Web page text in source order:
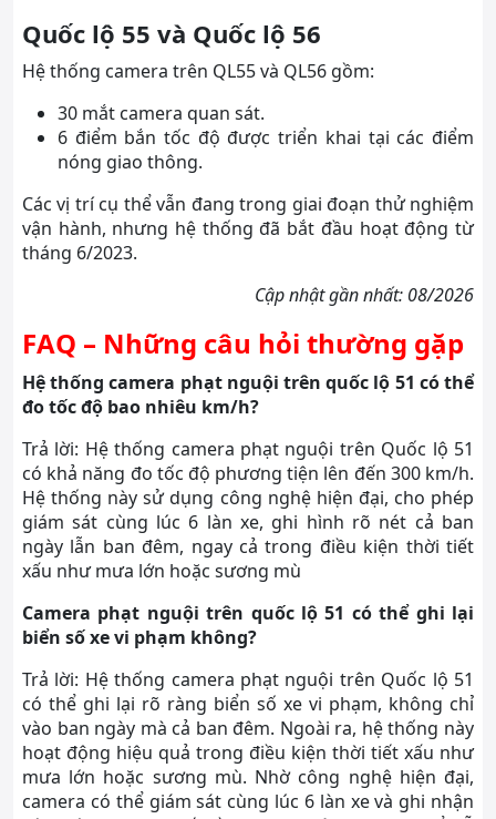
Quốc lộ 55 và Quốc lộ 56
Hệ thống camera trên QL55 và QL56 gồm:
30 mắt camera quan sát.
6 điểm bắn tốc độ được triển khai tại các điểm
nóng giao thông.
Các vị trí cụ thể vẫn đang trong giai đoạn thử nghiệm
vận hành, nhưng hệ thống đã bắt đầu hoạt động từ
tháng 6/2023.
Cập nhật gần nhất: 08/2026
FAQ – Những câu hỏi thường gặp
Hệ thống camera phạt nguội trên quốc lộ 51 có thể
đo tốc độ bao nhiêu km/h?
Trả lời: Hệ thống camera phạt nguội trên Quốc lộ 51
có khả năng đo tốc độ phương tiện lên đến 300 km/h.
Hệ thống này sử dụng công nghệ hiện đại, cho phép
giám sát cùng lúc 6 làn xe, ghi hình rõ nét cả ban
ngày lẫn ban đêm, ngay cả trong điều kiện thời tiết
xấu như mưa lớn hoặc sương mù
Camera phạt nguội trên quốc lộ 51 có thể ghi lại
biển số xe vi phạm không?
Trả lời: Hệ thống camera phạt nguội trên Quốc lộ 51
có thể ghi lại rõ ràng biển số xe vi phạm, không chỉ
vào ban ngày mà cả ban đêm. Ngoài ra, hệ thống này
hoạt động hiệu quả trong điều kiện thời tiết xấu như
mưa lớn hoặc sương mù. Nhờ công nghệ hiện đại,
camera có thể giám sát cùng lúc 6 làn xe và ghi nhận